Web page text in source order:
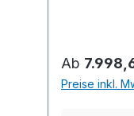
Regulärer
Ab
Preise inkl.